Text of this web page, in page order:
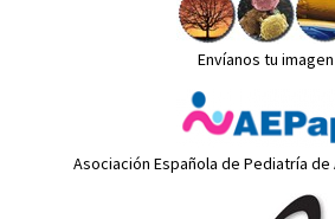
Envíanos tu imagen
Asociación Española de Pediatría